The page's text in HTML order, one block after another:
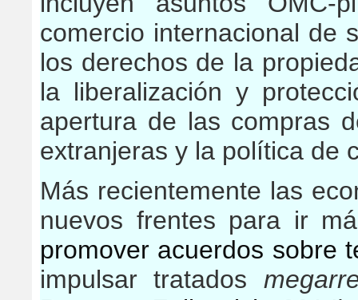
comercio internacional de
los derechos de la
la liberalización y
apertura de las compras
extranjeras y la política de
Más recientemente las
nuevos frentes para ir
promover acuerdos sobre
impulsar tratados